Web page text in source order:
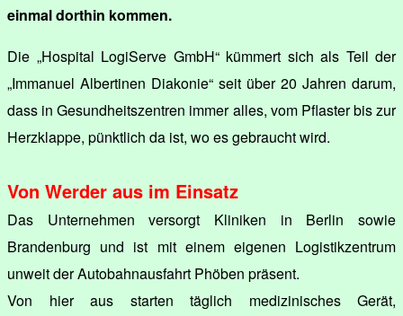
einmal dorthin kommen.
Die „Hospital LogiServe GmbH“ kümmert sich als Teil der
„Immanuel Albertinen Diakonie“ seit über 20 Jahren darum,
dass in Gesundheitszentren immer alles, vom Pflaster bis zur
Herzklappe, pünktlich da ist, wo es gebraucht wird.
Von Werder aus im Einsatz
Das Unternehmen versorgt Kliniken in Berlin sowie
Brandenburg und ist mit einem eigenen Logistikzentrum
unweit der Autobahnausfahrt Phöben präsent.
Von hier aus starten täglich medizinisches Gerät,